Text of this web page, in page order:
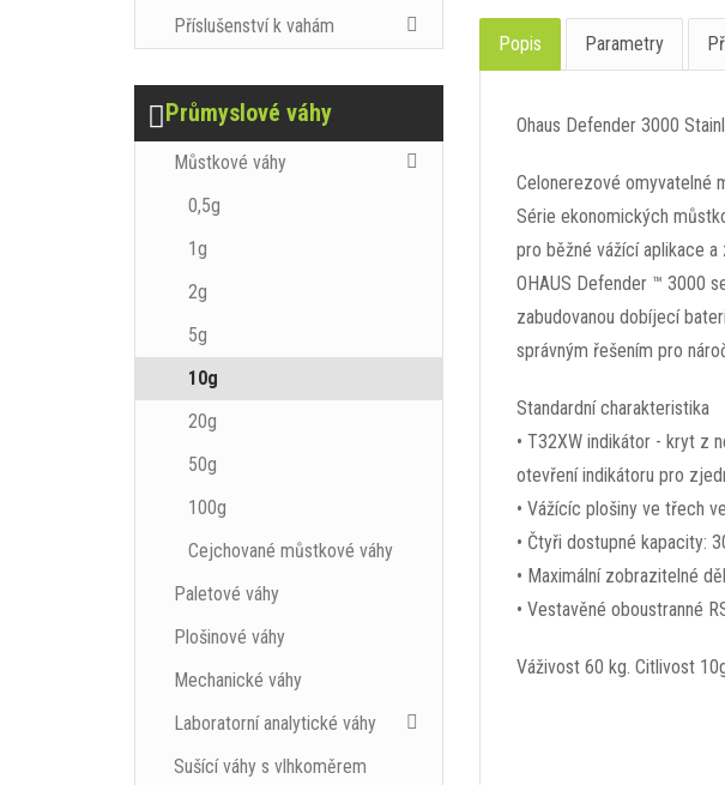
Popis Parametry
Ohaus Defender 3000
Celonerezové omyvatelné
Série ekonomických
pro běžné vážící aplikace a
OHAUS Defender ™ 3000
zabudovanou dobíjecí
správným řešením pro
Standardní charakteristika
• T32XW indikátor - kryt z
otevření indikátoru pro
• Vážícíc plošiny ve třech
• Čtyři dostupné kapacity:
• Maximální zobrazitelné
• Vestavěné oboustranné
Váživost 60 kg. Citlivost
Příslušenství k vahám
Průmyslové váhy
Můstkové váhy
0,5g
1g
2g
5g
10g
20g
50g
100g
Cejchované můstkové váhy
Paletové váhy
Plošinové váhy
Mechanické váhy
Laboratorní analytické váhy
Sušící váhy s vlhkoměrem